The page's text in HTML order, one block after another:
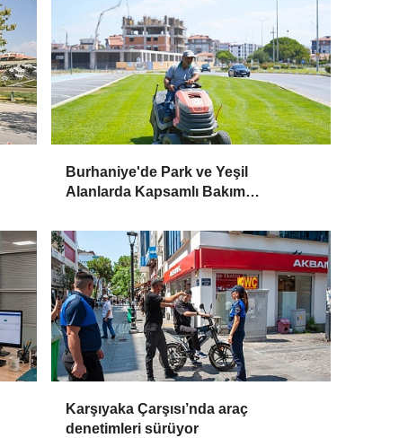
Burhaniye'de Park ve Yeşil
Alanlarda Kapsamlı Bakım
Karşıyaka Çarşısı’nda araç
denetimleri sürüyor